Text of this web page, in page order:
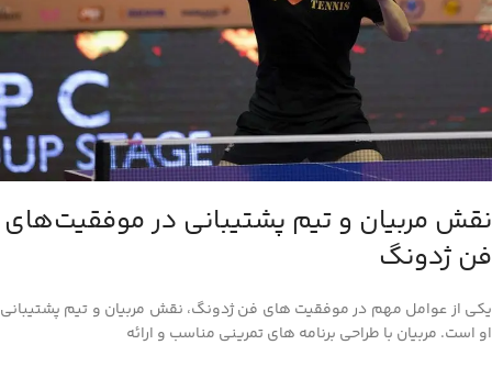
نقش مربیان و تیم پشتیبانی در موفقیت‌های
فن ژدونگ
یکی از عوامل مهم در موفقیت‌ های فن ژدونگ، نقش مربیان و تیم پشتیبانی
او است. مربیان با طراحی برنامه‌ های تمرینی مناسب و ارائه